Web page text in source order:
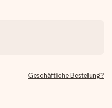
Geschäftliche Bestellung?